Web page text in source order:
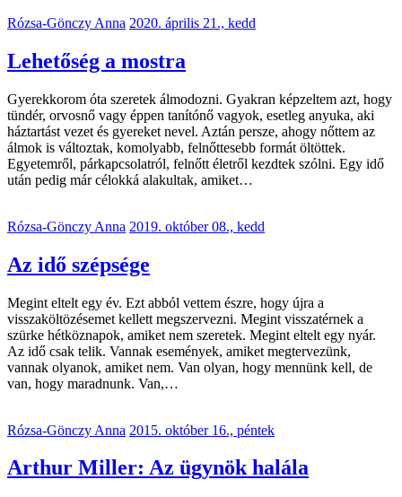
Rózsa-Gönczy Anna 2020. április 21., kedd
Lehetőség a mostra
Gyerekkorom óta szeretek álmodozni. Gyakran képzeltem azt, hogy
tündér, orvosnő vagy éppen tanítónő vagyok, esetleg anyuka, aki
háztartást vezet és gyereket nevel. Aztán persze, ahogy nőttem az
álmok is változtak, komolyabb, felnőttesebb formát öltöttek.
Egyetemről, párkapcsolatról, felnőtt életről kezdtek szólni. Egy idő
után pedig már célokká alakultak, amiket…
Rózsa-Gönczy Anna 2019. október 08., kedd
Az idő szépsége
Megint eltelt egy év. Ezt abból vettem észre, hogy újra a
visszaköltözésemet kellett megszervezni. Megint visszatérnek a
szürke hétköznapok, amiket nem szeretek. Megint eltelt egy nyár.
Az idő csak telik. Vannak események, amiket megtervezünk,
vannak olyanok, amiket nem. Van olyan, hogy mennünk kell, de
van, hogy maradnunk. Van,…
Rózsa-Gönczy Anna 2015. október 16., péntek
Arthur Miller: Az ügynök halála